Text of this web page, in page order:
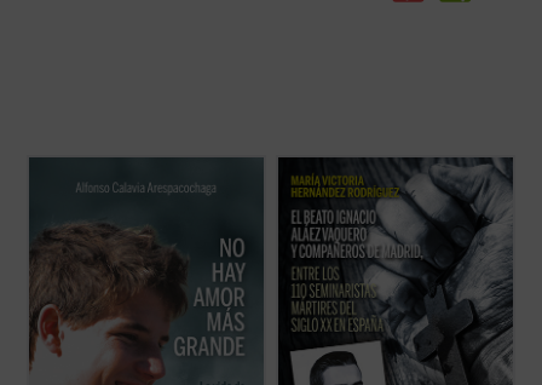
sencilla, que es posible vivir de verdad y
la manera en que nos miran, nos hacen
vislumbrar aquello para lo que hemos sido
creados. Este libro ofrece un espacio para
(ver ficha)
La beatificación de estos 11 mártires, en
2026, coincide con el noventa aniversario
de la explosión sangrienta, en 1936, de la
persecución del siglo XX en España. La
postuladora de su Causa de beatificación
presenta aquí una breve pero ...
(ver ficha)